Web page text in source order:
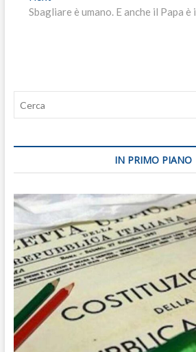
post:
Sbagliare è umano. E anche il Papa
IN PRIMO PIANO